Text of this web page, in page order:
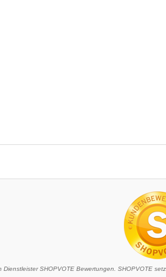
SHOPVOTE Bewertungen. SHOPVOTE